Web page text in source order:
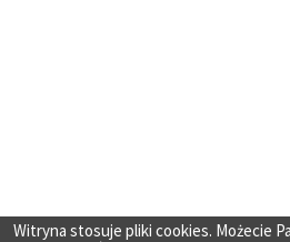
Witryna stosuje pliki cookies. Możecie